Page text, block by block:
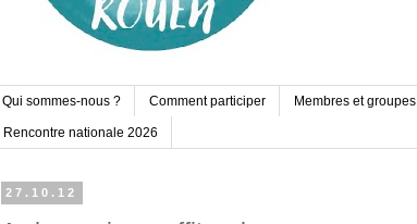
Qui sommes-nous ? Comment participer Membres et groupes
Rencontre nationale 2026
27.10.12